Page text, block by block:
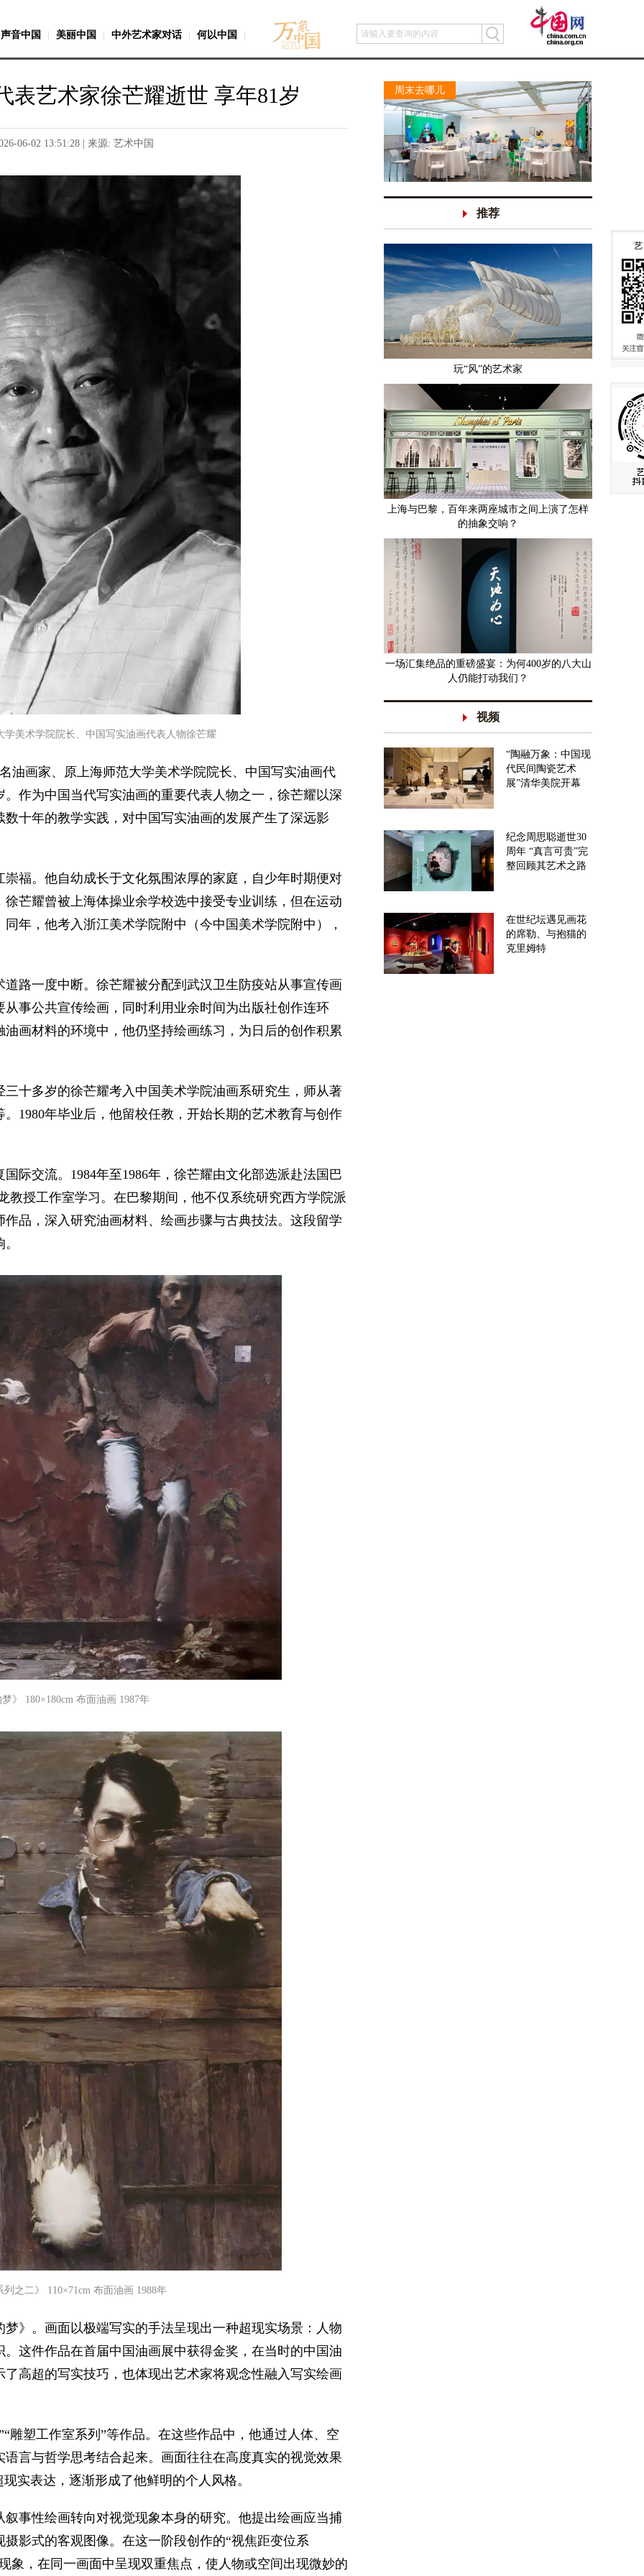
声音中国 美丽中国 中外艺术家对话 何以中国
表艺术家徐芒耀逝世 享年81岁
06-02 13:51:28 | 来源: 艺术中国
学美术学院院长、中国写实油画代表人物徐芒耀
油画家、原上海师范大学美术学院院长、中国写实油画代
作为中国当代写实油画的重要代表人物之一，徐芒耀以深
十年的教学实践，对中国写实油画的发展产生了深远影
崇福。他自幼成长于文化氛围浓厚的家庭，自少年时期便对
芒耀曾被上海体操业余学校选中接受专业训练，但在运动
年，他考入浙江美术学院附中（今中国美术学院附中），
路一度中断。徐芒耀被分配到武汉卫生防疫站从事宣传画
事公共宣传绘画，同时利用业余时间为出版社创作连环
画材料的环境中，他仍坚持绘画练习，为日后的创作积累
三十多岁的徐芒耀考入中国美术学院油画系研究生，师从著
1980年毕业后，他留校任教，开始长期的艺术教育与创作
际交流。1984年至1986年，徐芒耀由文化部选派赴法国巴
教授工作室学习。在巴黎期间，他不仅系统研究西方学院派
品，深入研究油画材料、绘画步骤与古典技法。这段留学
》 180×180cm 布面油画 1987年
列之二》 110×71cm 布面油画 1988年
》。画面以极端写实的手法呈现出一种超现实场景：人物
这件作品在首届中国油画展中获得金奖，在当时的中国油
高超的写实技巧，也体现出艺术家将观念性融入写实绘画
雕塑工作室系列”等作品。在这些作品中，他通过人体、空
言与哲学思考结合起来。画面往往在高度真实的视觉效果
实表达，逐渐形成了他鲜明的个人风格。
叙事性绘画转向对视觉现象本身的研究。他提出绘画应当捕
影式的客观图像。在这一阶段创作的“视焦距变位系
象，在同一画面中呈现双重焦点，使人物或空间出现微妙的
周末去哪儿
推荐
玩“风”的艺术家
上海与巴黎，百年来两座城市之间上演了怎样
的抽象交响？
一场汇集绝品的重磅盛宴：为何400岁的八大山
人仍能打动我们？
视频
“陶融万象：中国现
代民间陶瓷艺术
展”清华美院开幕
纪念周思聪逝世30
周年 “真言可贵”完
整回顾其艺术之路
在世纪坛遇见画花
的席勒、与抱猫的
克里姆特